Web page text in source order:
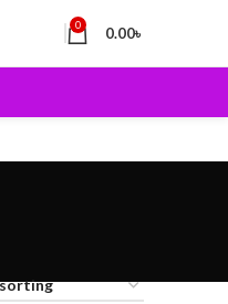
0 0.00৳